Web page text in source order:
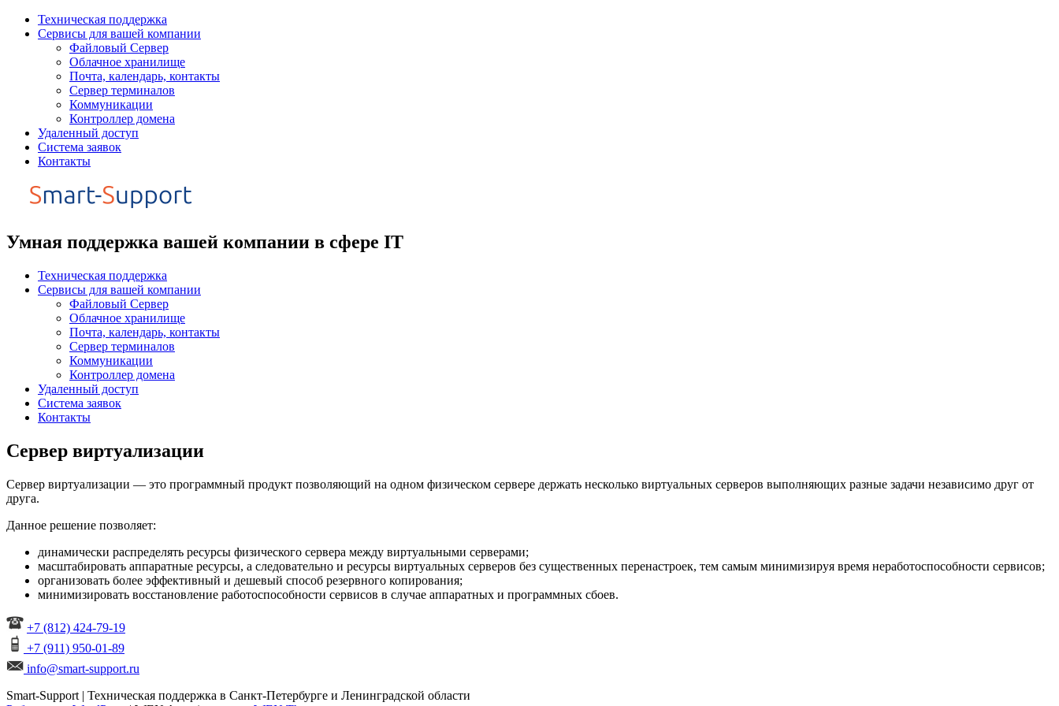
Перейти
содержимому
Техническая поддержка
Сервисы для вашей компании
Файловый Сервер
Облачное хранилище
Почта, календарь, контакты
Сервер терминалов
Коммуникации
Контроллер домена
Удаленный доступ
Система заявок
Контакты
Умная поддержка вашей компании в сфере IT
Техническая поддержка
Сервисы для вашей компании
Файловый Сервер
Облачное хранилище
Почта, календарь, контакты
Сервер терминалов
Коммуникации
Контроллер домена
Удаленный доступ
Система заявок
Контакты
Сервер виртуализации
Сервер виртуализации — это программный продукт позволяющий на одном физическом сервере держать несколько виртуальных серверов выполняющих разные задачи независимо друг от
друга.
Данное решение позволяет:
динамически распределять ресурсы физического сервера между виртуальными серверами;
масштабировать аппаратные ресурсы, а следовательно и ресурсы виртуальных серверов без существенных перенастроек, тем самым минимизируя время неработоспособности сервисов;
организовать более эффективный и дешевый способ резервного копирования;
минимизировать восстановление работоспособности сервисов в случае аппаратных и программных сбоев.
+7 (812) 424-79-19
+7 (911) 950-01-89
info@smart-support.ru
Smart-Support | Техническая поддержка в Санкт-Петербурге и Ленинградской области